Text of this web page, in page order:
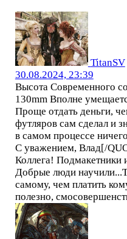
TitanSV
30.08.2024, 23:39
Высота Современного
130mm Вполне
Проще отдать деньги,
футляров сам сделал и
в самом процессе
С уважением, Влад[/
Коллега! Подмакетники
Добрые люди
самому, чем платить
полезно,